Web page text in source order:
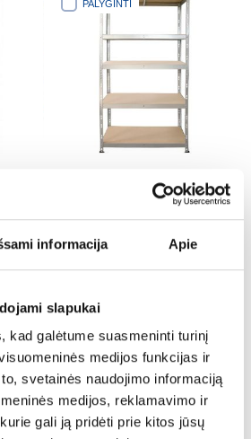
informacija Apie
slapukai
kad galėtume suasmeninti turinį
medijos funkcijas ir
svetainės naudojimo informaciją
medijos, reklamavimo ir
gali ją pridėti prie kitos jūsų
PALYGINTI
Kniedinis metalinis stelažas
Stabil II cinkuotas
60,00 €
PALYGINTI